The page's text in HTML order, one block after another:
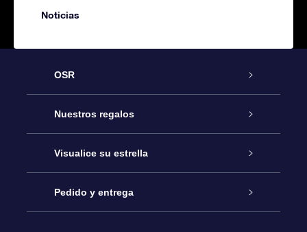
Noticias
OSR
Atención
Contáctanos
Blog
Nuestros regalos
Regalo Estrella Online
Paquete de Regalo OSR
Visualice su estrella
Registro estelar
Pedido y entrega